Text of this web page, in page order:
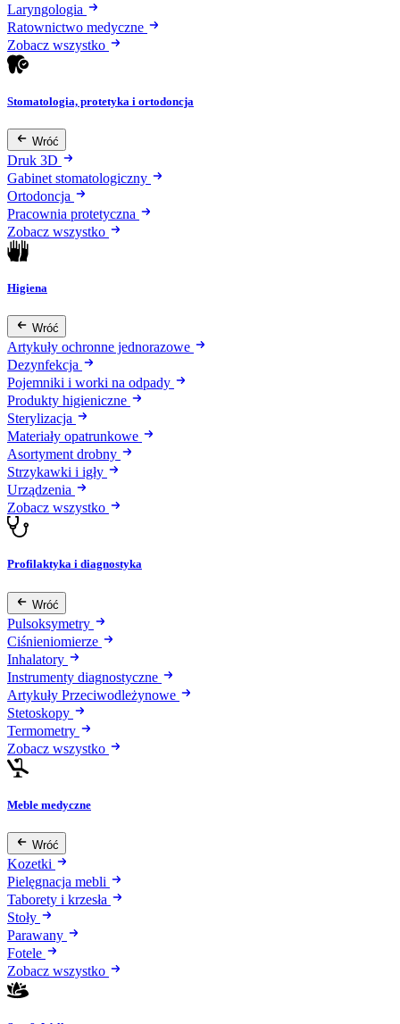
Laryngologia
Ratownictwo medyczne
Zobacz wszystko
Stomatologia, protetyka i ortodoncja
Wróć
Druk 3D
Gabinet stomatologiczny
Ortodoncja
Pracownia protetyczna
Zobacz wszystko
Higiena
Wróć
Artykuły ochronne jednorazowe
Dezynfekcja
Pojemniki i worki na odpady
Produkty higieniczne
Sterylizacja
Materiały opatrunkowe
Asortyment drobny
Strzykawki i igły
Urządzenia
Zobacz wszystko
Profilaktyka i diagnostyka
Wróć
Pulsoksymetry
Ciśnieniomierze
Inhalatory
Instrumenty diagnostyczne
Artykuły Przeciwodleżynowe
Stetoskopy
Termometry
Zobacz wszystko
Meble medyczne
Wróć
Kozetki
Pielęgnacja mebli
Taborety i krzesła
Stoły
Parawany
Fotele
Zobacz wszystko